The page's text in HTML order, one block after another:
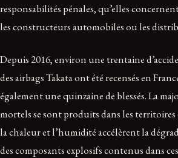
responsabilités pénales, qu’elles
les constructeurs automobiles ou les
Depuis 2016, environ une trentaine
des airbags Takata ont été recensés en
également une quinzaine de blessés. La
mortels se sont produits dans les
la chaleur et l’humidité accélèrent la
des composants explosifs contenus dans